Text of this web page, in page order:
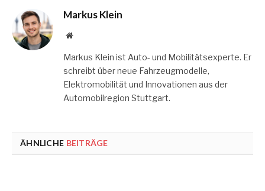
Markus Klein
Website
Markus Klein ist Auto- und Mobilitätsexperte. Er
schreibt über neue Fahrzeugmodelle,
Elektromobilität und Innovationen aus der
Automobilregion Stuttgart.
ÄHNLICHE BEITRÄGE